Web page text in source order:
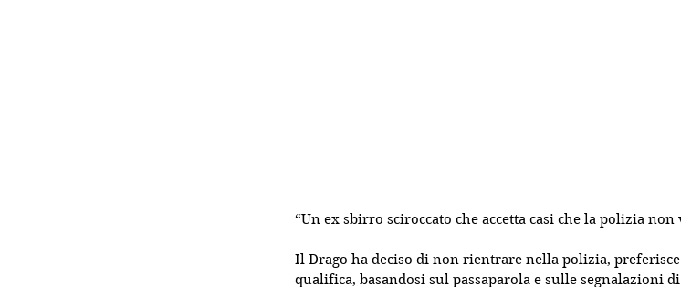
“Un ex sbirro sciroccato che accetta casi che la polizia non
Il Drago ha deciso di non rientrare nella polizia,
qualifica, basandosi sul passaparola e sulle segnalazioni